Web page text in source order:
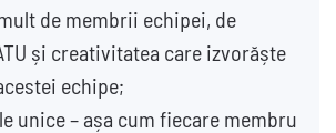
de membrii echipei, de
și creativitatea care izvorăște
echipe;
unice – așa cum fiecare membru